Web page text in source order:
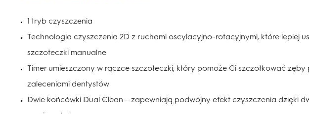
1 tryb czyszczenia
Technologia czyszczenia 2D z ruchami oscylacyjno-rotacyjnymi, które lepiej
szczoteczki manualne
Timer umieszczony w rączce szczoteczki, który pomoże Ci szczotkować zęby
zaleceniami dentystów
Dwie końcówki Dual Clean – zapewniają podwójny efekt czyszczenia dzięki